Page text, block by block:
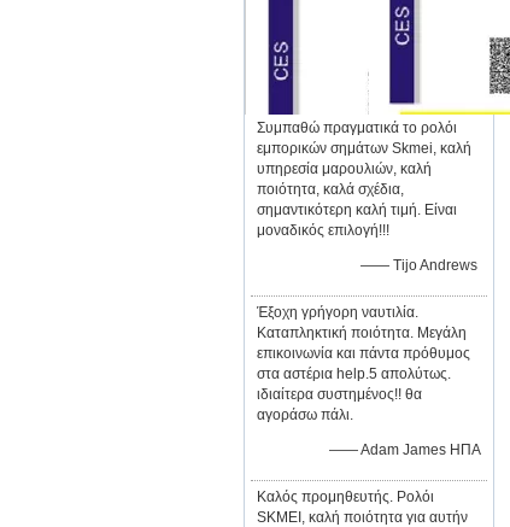
Συμπαθώ πραγματικά το ρολόι
εμπορικών σημάτων Skmei, καλή
υπηρεσία μαρουλιών, καλή
ποιότητα, καλά σχέδια,
σημαντικότερη καλή τιμή. Είναι
μοναδικός επιλογή!!!
—— Tijo Andrews
Έξοχη γρήγορη ναυτιλία.
Καταπληκτική ποιότητα. Μεγάλη
επικοινωνία και πάντα πρόθυμος
στα αστέρια help.5 απολύτως.
ιδιαίτερα συστημένος!! θα
αγοράσω πάλι.
—— Adam James ΗΠΑ
Καλός προμηθευτής. Ρολόι
SKMEI, καλή ποιότητα για αυτήν